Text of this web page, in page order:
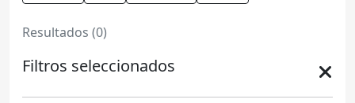
Resultados (0)
Filtros seleccionados